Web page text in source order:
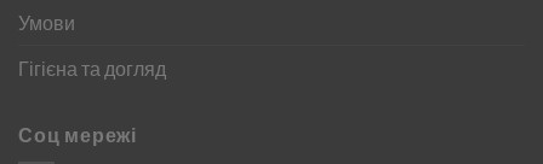
Умови
Гігієна та догляд
Соц мережі